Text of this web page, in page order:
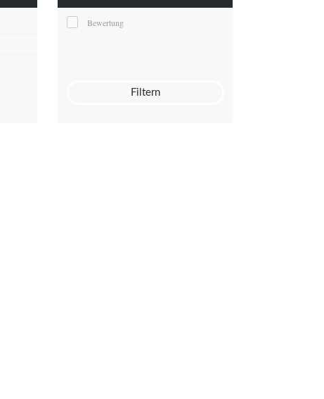
Bewertung
Filtern